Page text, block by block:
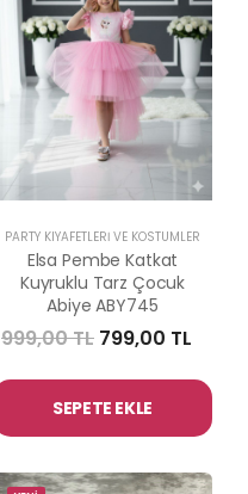
PARTY KIYAFETLERİ VE KOSTÜMLER
Elsa Pembe Katkat
Kuyruklu Tarz Çocuk
Abiye ABY745
999,00 TL 799,00 TL
SEPETE EKLE